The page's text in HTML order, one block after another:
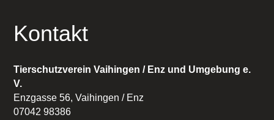
Kontakt
Tierschutzverein Vaihingen / Enz und Umgebung e.
V.
Enzgasse 56, Vaihingen / Enz
07042 98386